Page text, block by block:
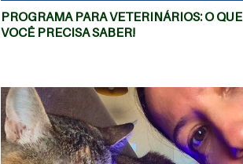
PROGRAMA PARA VETERINÁRIOS: O QUE
VOCÊ PRECISA SABER!